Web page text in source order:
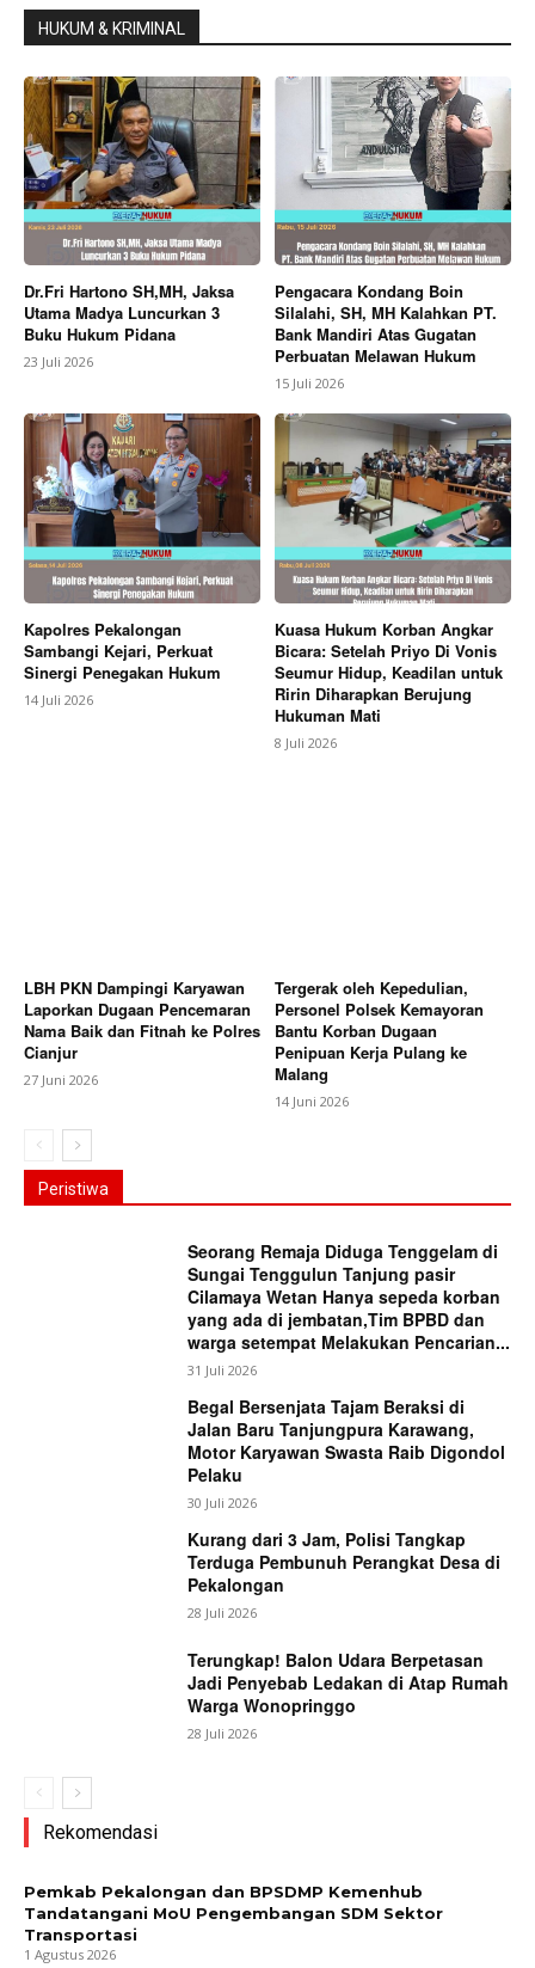
HUKUM & KRIMINAL
Dr.Fri Hartono SH,MH, Jaksa
Utama Madya Luncurkan 3
Buku Hukum Pidana
23 Juli 2026
Pengacara Kondang Boin
Silalahi, SH, MH Kalahkan PT.
Bank Mandiri Atas Gugatan
Perbuatan Melawan Hukum
15 Juli 2026
Kapolres Pekalongan
Sambangi Kejari, Perkuat
Sinergi Penegakan Hukum
14 Juli 2026
Kuasa Hukum Korban Angkar
Bicara: Setelah Priyo Di Vonis
Seumur Hidup, Keadilan untuk
Ririn Diharapkan Berujung
Hukuman Mati
8 Juli 2026
LBH PKN Dampingi Karyawan
Laporkan Dugaan Pencemaran
Nama Baik dan Fitnah ke Polres
Cianjur
27 Juni 2026
Tergerak oleh Kepedulian,
Personel Polsek Kemayoran
Bantu Korban Dugaan
Penipuan Kerja Pulang ke
Malang
14 Juni 2026
Peristiwa
Seorang Remaja Diduga Tenggelam di
Sungai Tenggulun Tanjung pasir
Cilamaya Wetan Hanya sepeda korban
yang ada di jembatan,Tim BPBD dan
warga setempat Melakukan Pencarian...
31 Juli 2026
Begal Bersenjata Tajam Beraksi di
Jalan Baru Tanjungpura Karawang,
Motor Karyawan Swasta Raib Digondol
Pelaku
30 Juli 2026
Kurang dari 3 Jam, Polisi Tangkap
Terduga Pembunuh Perangkat Desa di
Pekalongan
28 Juli 2026
Terungkap! Balon Udara Berpetasan
Jadi Penyebab Ledakan di Atap Rumah
Warga Wonopringgo
28 Juli 2026
Rekomendasi
Pemkab Pekalongan dan BPSDMP Kemenhub
Tandatangani MoU Pengembangan SDM Sektor
Transportasi
1 Agustus 2026